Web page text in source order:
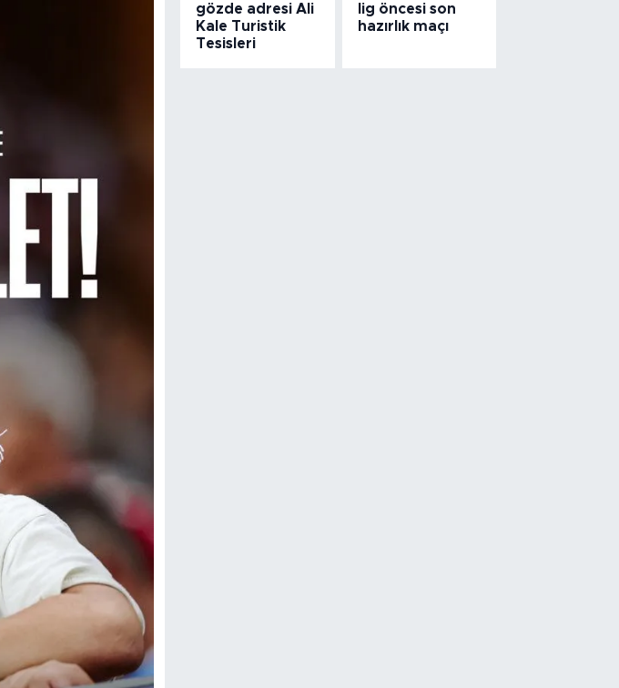
gözde adresi Ali
Kale Turistik
Tesisleri
lig öncesi son
hazırlık maçı